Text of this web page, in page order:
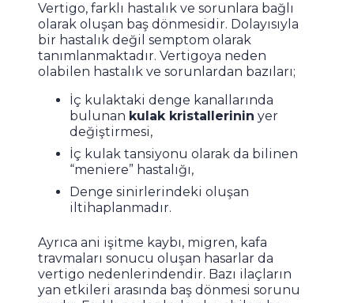
Vertigo, farklı hastalık ve sorunlara bağlı
olarak oluşan baş dönmesidir. Dolayısıyla
bir hastalık değil semptom olarak
tanımlanmaktadır. Vertigoya neden
olabilen hastalık ve sorunlardan bazıları;
İç kulaktaki denge kanallarında
bulunan kulak kristallerinin yer
değiştirmesi,
İç kulak tansiyonu olarak da bilinen
“meniere” hastalığı,
Denge sinirlerindeki oluşan
iltihaplanmadır.
Ayrıca ani işitme kaybı, migren, kafa
travmaları sonucu oluşan hasarlar da
vertigo nedenlerindendir. Bazı ilaçların
yan etkileri arasında baş dönmesi sorunu